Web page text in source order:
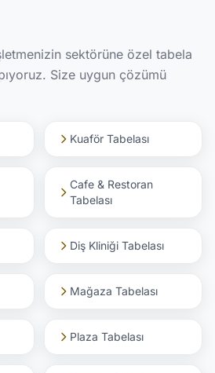
sektörüne özel tabela
Size uygun çözümü
Kuaför Tabelası
Cafe & Restoran
Tabelası
Diş Kliniği Tabelası
Mağaza Tabelası
Plaza Tabelası